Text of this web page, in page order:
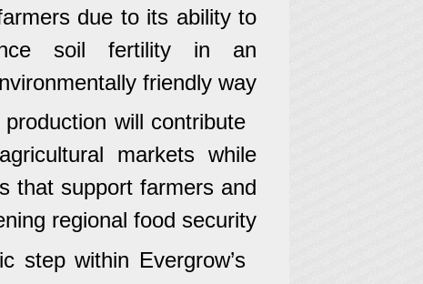
due to its ability to
soil fertility in an
friendly way.
will contribute
markets while
that support farmers and
regional food security.
step within Evergrow’s